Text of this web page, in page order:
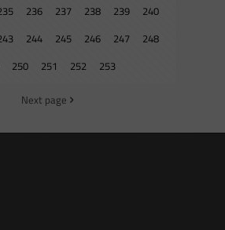
236 237 238 239
240
244 245 246 247
248
250 251 252 253
Next page